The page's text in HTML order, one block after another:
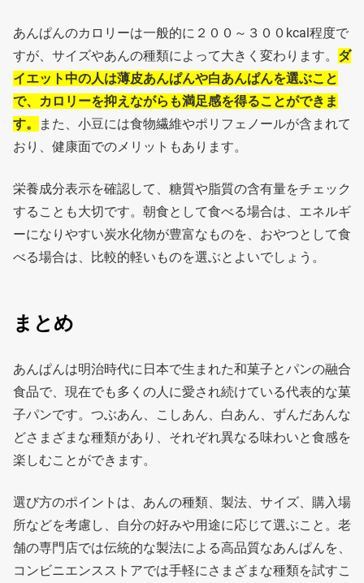
あんぱんのカロリーは一般的に２００～３００kcal程度で
すが、サイズやあんの種類によって大きく変わります。 ダ
イエット中の人は薄皮あんぱんや白あんぱんを選ぶこと
で、カロリーを抑えながらも満足感を得ることができま
す。
また、小豆には食物繊維やポリフェノールが含まれて
おり、健康面でのメリットもあります。
栄養成分表示を確認して、糖質や脂質の含有量をチェック
することも大切です。朝食として食べる場合は、エネルギ
ーになりやすい炭水化物が豊富なものを、おやつとして食
べる場合は、比較的軽いものを選ぶとよいでしょう。
まとめ
あんぱんは明治時代に日本で生まれた和菓子とパンの融合
食品で、現在でも多くの人に愛され続けている代表的な菓
子パンです。つぶあん、こしあん、白あん、ずんだあんな
どさまざまな種類があり、それぞれ異なる味わいと食感を
楽しむことができます。
選び方のポイントは、あんの種類、製法、サイズ、購入場
所などを考慮し、自分の好みや用途に応じて選ぶこと。老
舗の専門店では伝統的な製法による高品質なあんぱんを、
コンビニエンスストアでは手軽にさまざまな種類を試すこ